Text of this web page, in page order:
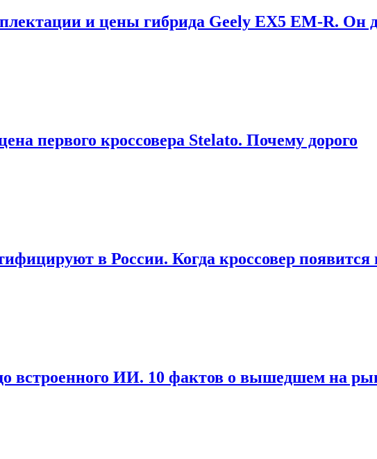
и цены гибрида Geely EX5 EM-R. Он
первого кроссовера Stelato. Почему дорого
в России. Когда кроссовер появится
встроенного ИИ. 10 фактов о вышедшем на